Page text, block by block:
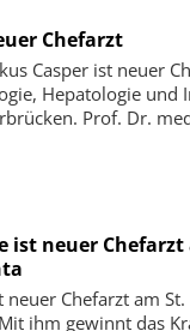
Chefarzt
Casper ist neuer
Hepatologie und
Prof. Dr.
ist neuer Chefarzt
neuer Chefarzt am St.
ihm gewinnt das